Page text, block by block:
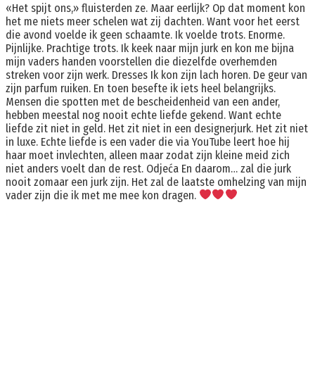
«Het spijt ons,» fluisterden ze. Maar eerlijk? Op dat moment kon
het me niets meer schelen wat zij dachten. Want voor het eerst
die avond voelde ik geen schaamte. Ik voelde trots. Enorme.
Pijnlijke. Prachtige trots. Ik keek naar mijn jurk en kon me bijna
mijn vaders handen voorstellen die diezelfde overhemden
streken voor zijn werk. Dresses Ik kon zijn lach horen. De geur van
zijn parfum ruiken. En toen besefte ik iets heel belangrijks.
Mensen die spotten met de bescheidenheid van een ander,
hebben meestal nog nooit echte liefde gekend. Want echte
liefde zit niet in geld. Het zit niet in een designerjurk. Het zit niet
in luxe. Echte liefde is een vader die via YouTube leert hoe hij
haar moet invlechten, alleen maar zodat zijn kleine meid zich
niet anders voelt dan de rest. Odjeća En daarom… zal die jurk
nooit zomaar een jurk zijn. Het zal de laatste omhelzing van mijn
vader zijn die ik met me mee kon dragen.